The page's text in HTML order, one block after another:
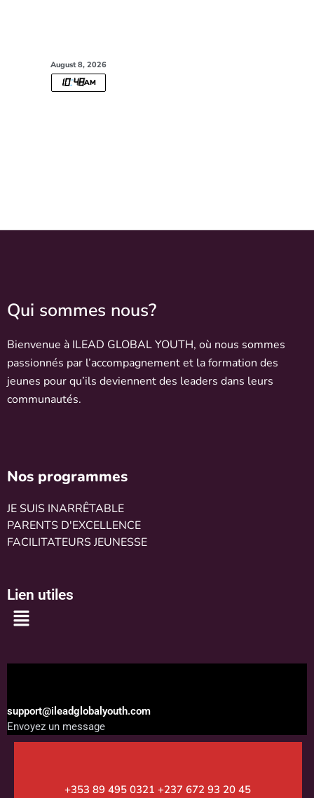
10:48AM
August 8, 2026
Qui sommes nous?
Bienvenue à ILEAD GLOBAL YOUTH, où nous sommes
passionnés par l’accompagnement et la formation des
jeunes pour qu’ils deviennent des leaders dans leurs
communautés.
Nos programmes
JE SUIS INARRÊTABLE
PARENTS D'EXCELLENCE
FACILITATEURS JEUNESSE
Lien utiles
Menu
support@ileadglobalyouth.com
Envoyez un message
+353 89 495 0321 +237 672 93 20 45